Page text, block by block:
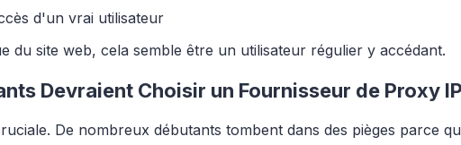
d'un vrai utilisateur
du site web, cela semble être un utilisateur régulier y accédant.
Devraient Choisir un Fournisseur de Proxy
De nombreux débutants tombent dans des pièges parce